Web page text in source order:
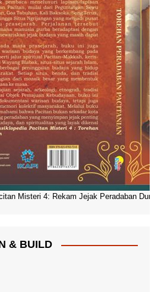
Misteri 4: Rekam Jejak Peradaban Dunia
& BUILD